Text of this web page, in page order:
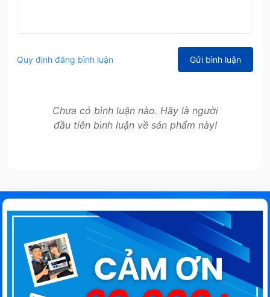
Quy định đăng bình luận Gửi bình luận
Chưa có bình luận nào. Hãy là người
đầu tiên bình luận về sản phẩm này!